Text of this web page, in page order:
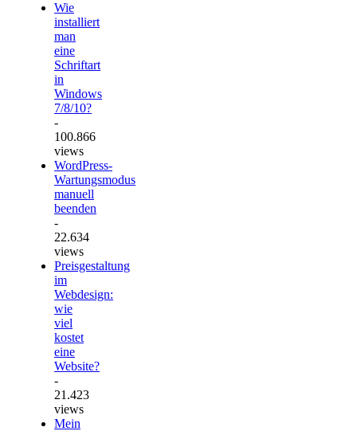
Wie
installiert
man
eine
Schriftart
in
Windows
7/8/10?
-
100.866
views
WordPress-
Wartungsmodus
manuell
beenden
-
22.634
views
Preisgestaltung
im
Webdesign:
wie
viel
kostet
eine
Website?
-
21.423
views
Mein